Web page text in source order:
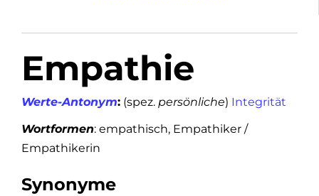
Empathie
Werte-Antonym: (spez. persönliche) Integrität
Wortformen: empathisch, Empathiker /
Empathikerin
Synonyme